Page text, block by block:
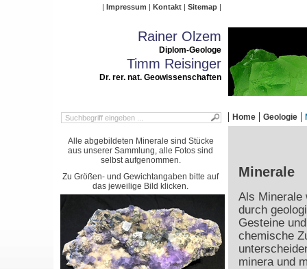
Impressum Kontakt Sitemap
Rainer Olzem
Diplom-Geologe
Timm Reisinger
Dr. rer. nat. Geowissenschaften
Home Geologie
Alle abgebildeten Minerale sind Stücke
aus unserer Sammlung, alle Fotos sind
selbst aufgenommen.
Zu Größen- und Gewichtangaben bitte auf
das jeweilige Bild klicken.
Minerale
Als Minerale
durch
Gesteine
chemische
minera und